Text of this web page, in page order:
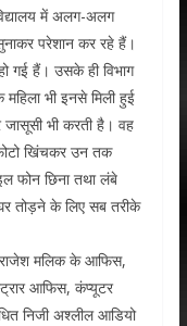
में अलग-अलग
परेशान कर रहे हैं।
गई हैं। उसके ही विभाग
भी इनसे मिली हुई
जासूसी भी करती है। वह
खिंचकर उन तक
फोन छिना तथा लंबे
तोड़ने के लिए सब तरीके
राजेश मलिक के आफिस,
आफिस, कंप्यूटर
निजी अश्लील आडियो